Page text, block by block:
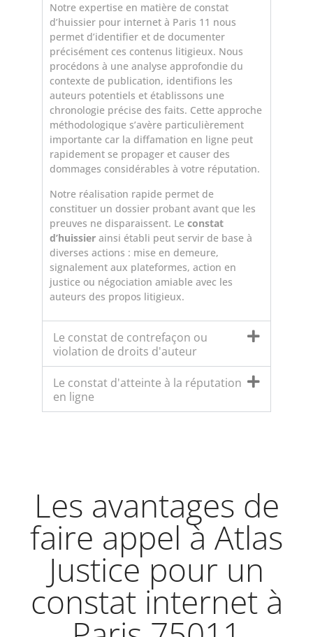
Notre expertise en matière de constat
d’huissier pour internet à Paris 11 nous
permet d’identifier et de documenter
précisément ces contenus litigieux. Nous
procédons à une analyse approfondie du
contexte de publication, identifions les
auteurs potentiels et établissons une
chronologie précise des faits. Cette approche
méthodologique s’avère particulièrement
importante car la diffamation en ligne peut
rapidement se propager et causer des
dommages considérables à votre réputation.
Notre réalisation rapide permet de
constituer un dossier probant avant que les
preuves ne disparaissent. Le constat
d’huissier ainsi établi peut servir de base à
diverses actions : mise en demeure,
signalement aux plateformes, action en
justice ou négociation amiable avec les
auteurs des propos litigieux.
Le constat de contrefaçon ou
violation de droits d'auteur
Le constat d'atteinte à la réputation
en ligne
Les avantages de
faire appel à Atlas
Justice pour un
constat internet à